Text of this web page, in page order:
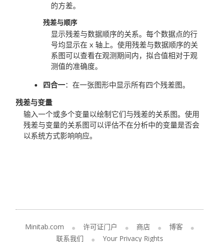
的方差。
残差与顺序
显示残差与数据顺序的关系。每个数据点的行
号均显示在 x 轴上。使用残差与数据顺序的关
系图可以查看在观测期间内，拟合值相对于观
测值的准确度。
四合一：在一张图形中显示所有四个残差图。
残差与变量
输入一个或多个变量以绘制它们与残差的关系图。使用
残差与变量的关系图可以评估不在分析中的变量是否会
以系统方式影响响应。
Minitab.com 许可证门户 商店
博客
联系我们
Your Privacy Rights